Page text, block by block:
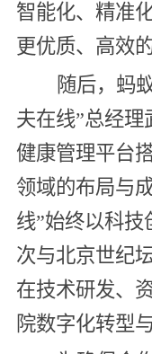
智能化、精准
更优质、高效
随后，蚂
夫在线”总经
健康管理平台
领域的布局与
线”始终以科
次与北京世纪
在技术研发、
院数字化转型